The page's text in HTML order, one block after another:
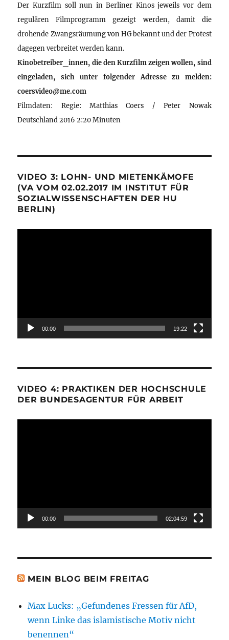
Der Kurzfilm soll nun in Berliner Kinos jeweils vor dem
regulären Filmprogramm gezeigt werden, damit die
drohende Zwangsräumung von HG bekannt und der Protest
dagegen verbreitet werden kann.
Kinobetreiber_innen, die den Kurzfilm zeigen wollen, sind
eingeladen, sich unter folgender Adresse zu melden:
coersvideo@me.com
Filmdaten: Regie: Matthias Coers / Peter Nowak
Deutschland 2016 2:20 Minuten
VIDEO 3: LOHN- UND MIETENKÄMOFE
(VA VOM 02.02.2017 IM INSTITUT FÜR
SOZIALWISSENSCHAFTEN DER HU
BERLIN)
00:00 19:22
VIDEO 4: PRAKTIKEN DER HOCHSCHULE
DER BUNDESAGENTUR FÜR ARBEIT
00:00 02:04:59
MEIN BLOG BEIM FREITAG
Max Lucks: „Gefundenes Fressen für AfD,
wenn Linke das islamistische Motiv nicht
benennen“